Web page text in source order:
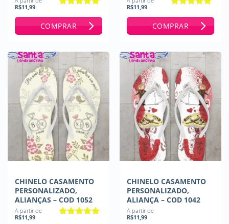
R$11,99
COMPRAR
R$11,99
COMPRAR
CHINELO CASAMENTO
PERSONALIZADO,
ALIANÇAS – COD 1052
A partir de
R$11,99
CHINELO CASAMENTO
PERSONALIZADO,
ALIANÇA – COD 1042
A partir de
R$11,99